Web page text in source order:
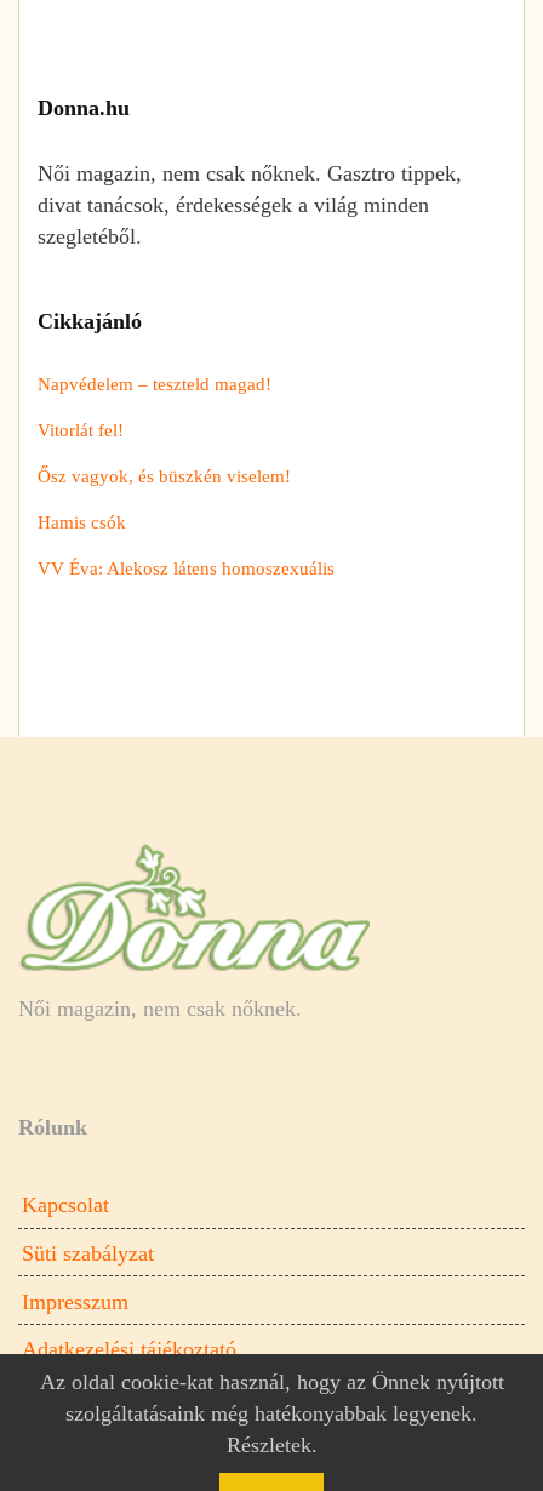
Donna.hu
Női magazin, nem csak nőknek. Gasztro tippek,
divat tanácsok, érdekességek a világ minden
szegletéből.
Cikkajánló
Napvédelem – teszteld magad!
Vitorlát fel!
Ősz vagyok, és büszkén viselem!
Hamis csók
VV Éva: Alekosz látens homoszexuális
Női magazin, nem csak nőknek.
Rólunk
Kapcsolat
Süti szabályzat
Impresszum
Adatkezelési tájékoztató
Donna.hu női magazin © 2026
Az oldal cookie-kat használ, hogy az Önnek nyújtott
szolgáltatásaink még hatékonyabbak legyenek.
Részletek.